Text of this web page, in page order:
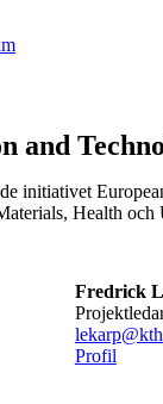
and
initiativet
Health
Fredrick
Profil